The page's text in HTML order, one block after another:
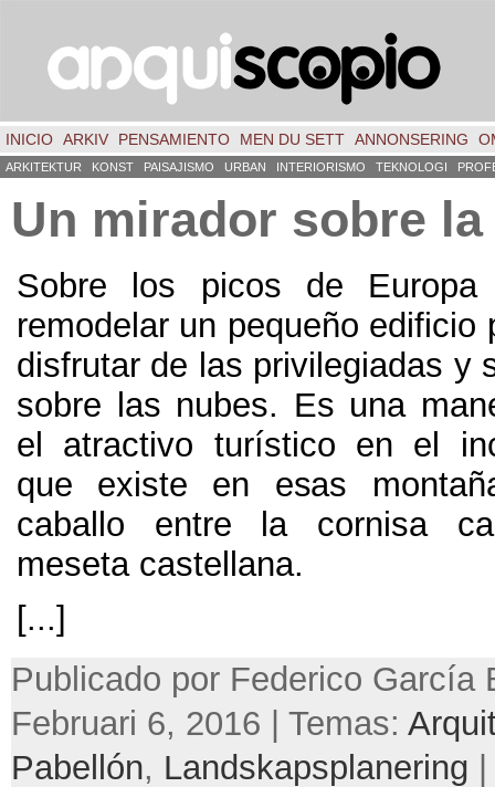
INICIO ARKIV PENSAMIENTO MEN DU SETT ANNONSERING
ARKITEKTUR KONST PAISAJISMO URBAN INTERIORISMO TEKNOLOGI
Un mirador sobre
Sobre los picos de
remodelar un pequeño edificio
disfrutar de las privilegiadas y
sobre las nubes. Es una
el atractivo turístico en el
que existe en esas
caballo entre la cornisa
meseta castellana.
[...]
Publicado por Federico García
Februari 6, 2016 | Temas:
Pabellón, Landskapsplanering